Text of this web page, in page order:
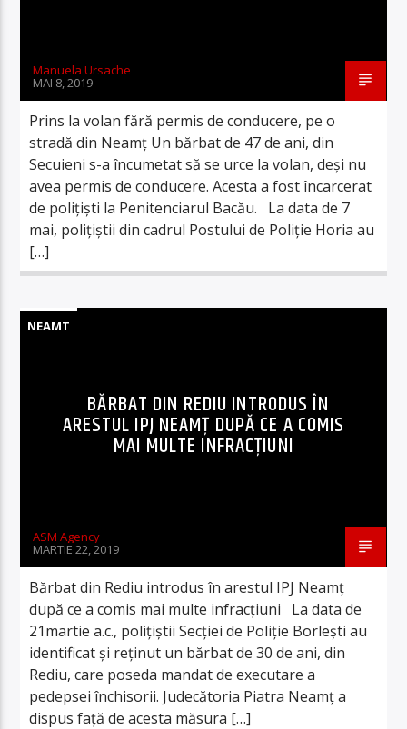
Manuela Ursache
MAI 8, 2019
Prins la volan fără permis de conducere, pe o
stradă din Neamț Un bărbat de 47 de ani, din
Secuieni s-a încumetat să se urce la volan, deși nu
avea permis de conducere. Acesta a fost încarcerat
de polițiști la Penitenciarul Bacău. La data de 7
mai, polițiștii din cadrul Postului de Poliţie Horia au
[…]
NEAMT
BĂRBAT DIN REDIU INTRODUS ÎN
ARESTUL IPJ NEAMŢ DUPĂ CE A COMIS
MAI MULTE INFRACȚIUNI
ASM Agency
MARTIE 22, 2019
Bărbat din Rediu introdus în arestul IPJ Neamţ
după ce a comis mai multe infracțiuni La data de
21martie a.c., poliţiştii Secţiei de Poliţie Borleşti au
identificat şi reţinut un bărbat de 30 de ani, din
Rediu, care poseda mandat de executare a
pedepsei închisorii. Judecătoria Piatra Neamţ a
dispus faţă de acesta măsura […]